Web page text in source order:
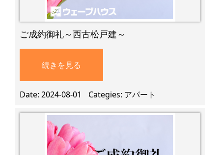
ご成約御礼～西古松戸建～
続きを見る
Date 2024-08-01 Categies アパート